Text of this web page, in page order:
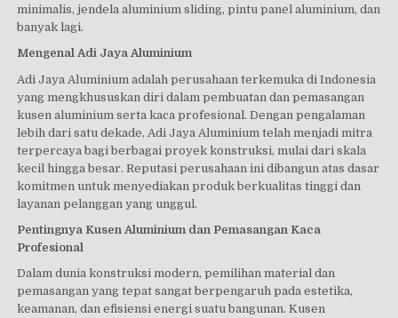
minimalis, jendela aluminium sliding, pintu panel aluminium, dan
banyak lagi.
Mengenal Adi Jaya Aluminium
Adi Jaya Aluminium adalah perusahaan terkemuka di Indonesia
yang mengkhususkan diri dalam pembuatan dan pemasangan
kusen aluminium serta kaca profesional. Dengan pengalaman
lebih dari satu dekade, Adi Jaya Aluminium telah menjadi mitra
terpercaya bagi berbagai proyek konstruksi, mulai dari skala
kecil hingga besar. Reputasi perusahaan ini dibangun atas dasar
komitmen untuk menyediakan produk berkualitas tinggi dan
layanan pelanggan yang unggul.
Pentingnya Kusen Aluminium dan Pemasangan Kaca
Profesional
Dalam dunia konstruksi modern, pemilihan material dan
pemasangan yang tepat sangat berpengaruh pada estetika,
keamanan, dan efisiensi energi suatu bangunan. Kusen